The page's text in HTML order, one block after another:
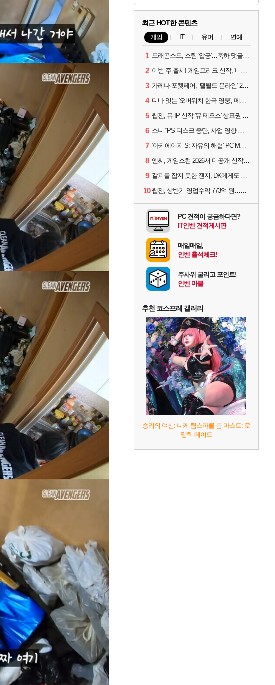
최근 HOT한 콘텐츠
게임 IT 유머 연예
1 드래곤소드, 스팀 '압긍'…축하 댓글 달고 게임 코드 받자!
2 이번 주 출시! 게임프리크 신작, '비스트 오브 리인카네이션'
3 가레나·포켓페어, ‘팰월드 온라인’ 2026년 출시 예고
4 디바 잇는 '오버워치 한국 영웅', 메카 파일럿 디몬 나온다
5 웹젠, 뮤 IP 신작 '뮤 테오스' 상표권 출원
6 소니 “PS 디스크 중단, 사업 영향 없다”
7 ‘아키에이지 S: 자유의 해협’ PC MMORPG로 개발한다
8 엔씨, 게임스컴 2026서 미공개 신작 최초 공개
9 갈피를 잡지 못한 젠지, DK에게도 0:2 패배
10 웹젠, 상반기 영업수익 773억 원…순이익 89% 증가
PC 견적이 궁금하다면?
IT인벤 견적게시판
매일매일,
인벤 출석체크!
주사위 굴리고 포인트!
인벤 마블
추천 코스프레 갤러리
승리의 여신: 니케 팀스파클-륨 마스트: 로
망틱 메이드